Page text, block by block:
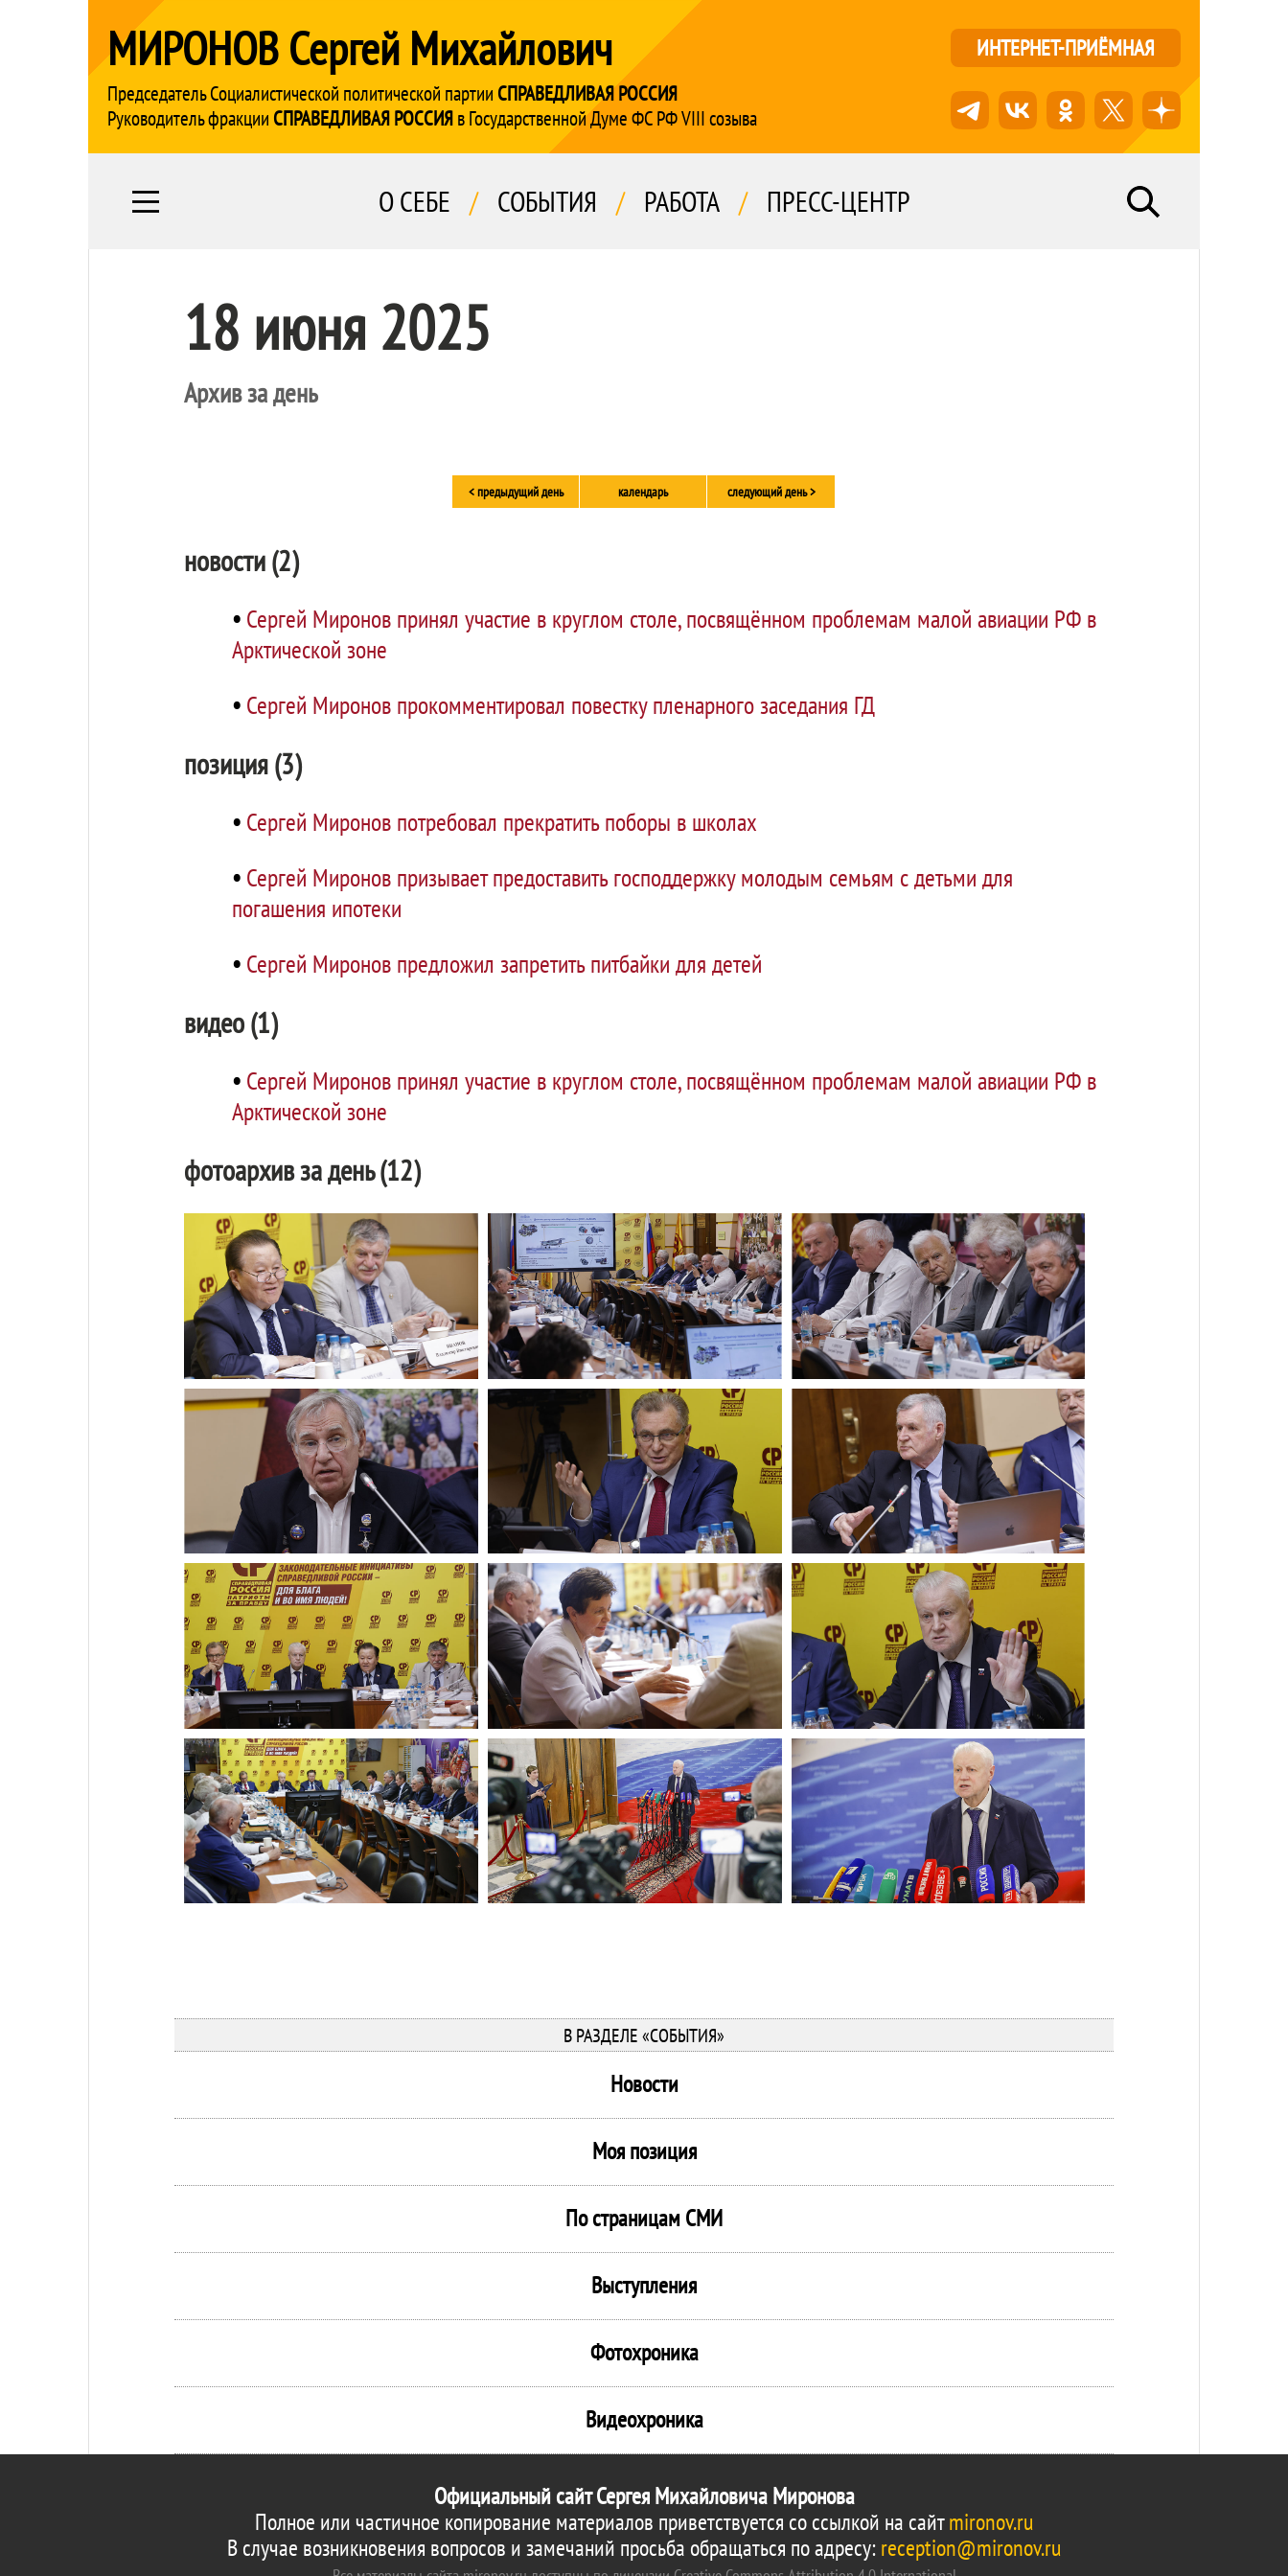
МИРОНОВ Сергей Михайлович
Председатель Социалистической политической партии СПРАВЕДЛИВАЯ РОССИЯ
Руководитель фракции СПРАВЕДЛИВАЯ РОССИЯв Государственной Думе ФС РФ VIII созыва
ИНТЕРНЕТ-ПРИЁМНАЯ
О СЕБЕ / СОБЫТИЯ / РАБОТА / ПРЕСС-ЦЕНТР
18 июня 2025
Архив за день
< предыдущий день календарь следующий день >
новости (2)
• Сергей Миронов принял участие в круглом столе, посвящённом проблемам малой авиации РФ в
Арктической зоне
• Сергей Миронов прокомментировал повестку пленарного заседания ГД
позиция (3)
• Сергей Миронов потребовал прекратить поборы в школах
• Сергей Миронов призывает предоставить господдержку молодым семьям с детьми для
погашения ипотеки
• Сергей Миронов предложил запретить питбайки для детей
видео (1)
• Сергей Миронов принял участие в круглом столе, посвящённом проблемам малой авиации РФ в
Арктической зоне
фотоархив за день (12)
В РАЗДЕЛЕ «СОБЫТИЯ»
Новости
Моя позиция
По страницам СМИ
Выступления
Фотохроника
Видеохроника
Официальный сайт Сергея Михайловича Миронова
Полное или частичное копирование материалов приветствуется со ссылкой на сайтmironov.ru
В случае возникновения вопросов и замечаний просьба обращаться по адресу:reception@mironov.ru